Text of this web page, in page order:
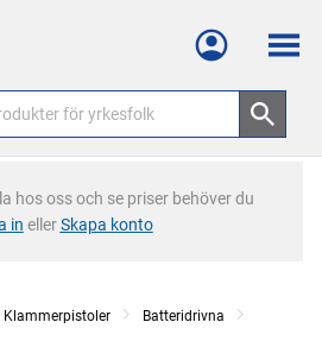
Meny
hos oss och se priser behöver du
in ellerSkapa konto
Klammerpistoler
Batteridrivna